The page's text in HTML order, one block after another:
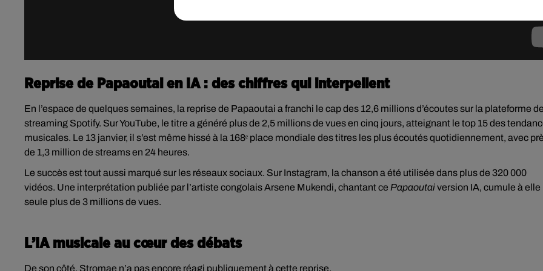
Reprise de Papaoutai en IA : des chiffres qui interpellent
En l’espace de quelques semaines, la reprise de Papaoutai a franchi le cap des 12,6 millions d’écoutes sur la plateforme de
streaming Spotify. Sur YouTube, le titre a généré plus de 2,5 millions de vues en cinq jours, atteignant le top 15 des
musicales. Le 13 janvier, il s’est même hissé à la 168ᵉ place mondiale des titres les plus écoutés quotidiennement, avec
de 1,3 million de streams en 24 heures.
Le succès est tout aussi marqué sur les réseaux sociaux. Sur Instagram, la chanson a été utilisée dans plus de 320 000
vidéos. Une interprétation publiée par l’artiste congolais Arsene Mukendi, chantant ce Papaoutaiversion IA, cumule à elle
seule plus de 3 millions de vues.
L’IA musicale au cœur des débats
De son côté, Stromae n’a pas encore réagi publiquement à cette reprise.